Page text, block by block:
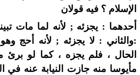
الإسلام ؟ فيه قولان
أحدهما : يجزئه ; لأنه لما مات
:والثاني : لا يجزئه ; لأنه أحج
الحال ، فلم يجزه ، كما لو برئ
مأيوسا منه جازت النيابة عنه في